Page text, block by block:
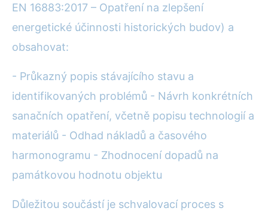
EN 16883:2017 – Opatření na zlepšení
energetické účinnosti historických budov) a
obsahovat:
- Průkazný popis stávajícího stavu a
identifikovaných problémů - Návrh konkrétních
sanačních opatření, včetně popisu technologií a
materiálů - Odhad nákladů a časového
harmonogramu - Zhodnocení dopadů na
památkovou hodnotu objektu
Důležitou součástí je schvalovací proces s